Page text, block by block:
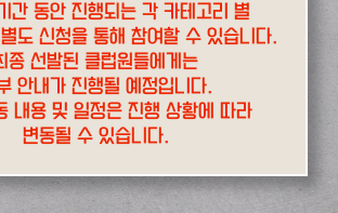
간 동안 진행되는 각 카테고리 별
도 신청을 통해 참여할 수 있습니다.
종 선발된 클럽원들에게는
안내가 진행될 예정입니다.
내용 및 일정은 진행 상황에 따라
변동될 수 있습니다.